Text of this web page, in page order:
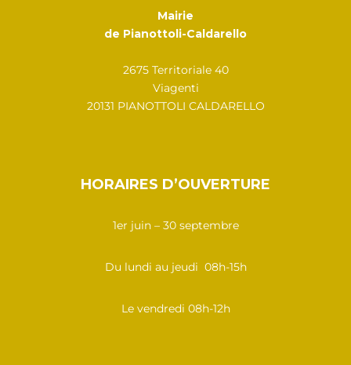
Mairie
de Pianottoli-Caldarello
2675 Territoriale 40
Viagenti
20131 PIANOTTOLI CALDARELLO
HORAIRES D’OUVERTURE
1er juin – 30 septembre
Du lundi au jeudi 08h-15h
Le vendredi 08h-12h